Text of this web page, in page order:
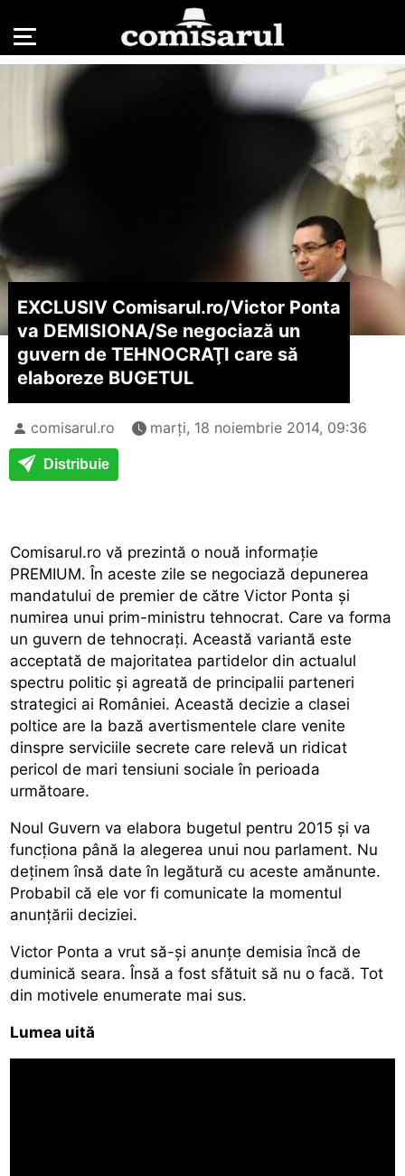
EXCLUSIV Comisarul.ro/Victor Ponta
va DEMISIONA/Se negociază un
guvern de TEHNOCRAŢI care să
elaboreze BUGETUL
comisarul.ro marți, 18 noiembrie 2014, 09:36
Distribuie
Comisarul.ro vă prezintă o nouă informaţie
PREMIUM. În aceste zile se negociază depunerea
mandatului de premier de către Victor Ponta şi
numirea unui prim-ministru tehnocrat. Care va forma
un guvern de tehnocraţi. Această variantă este
acceptată de majoritatea partidelor din actualul
spectru politic şi agreată de principalii parteneri
strategici ai României. Această decizie a clasei
poltice are la bază avertismentele clare venite
dinspre serviciile secrete care relevă un ridicat
pericol de mari tensiuni sociale în perioada
următoare.
Noul Guvern va elabora bugetul pentru 2015 şi va
funcţiona până la alegerea unui nou parlament. Nu
deţinem însă date în legătură cu aceste amănunte.
Probabil că ele vor fi comunicate la momentul
anunţării deciziei.
Victor Ponta a vrut să-şi anunţe demisia încă de
duminică seara. Însă a fost sfătuit să nu o facă. Tot
din motivele enumerate mai sus.
Lumea uită